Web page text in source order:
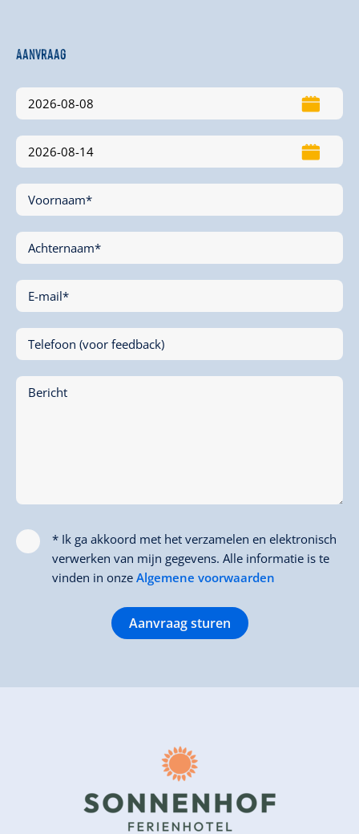
Aanvraag
Voornaam*
Achternaam*
E-mail*
Telefoon (voor feedback)
Bericht
* Ik ga akkoord met het verzamelen en elektronisch
verwerken van mijn gegevens. Alle informatie is te
vinden in onze Algemene voorwaarden
Aanvraag sturen